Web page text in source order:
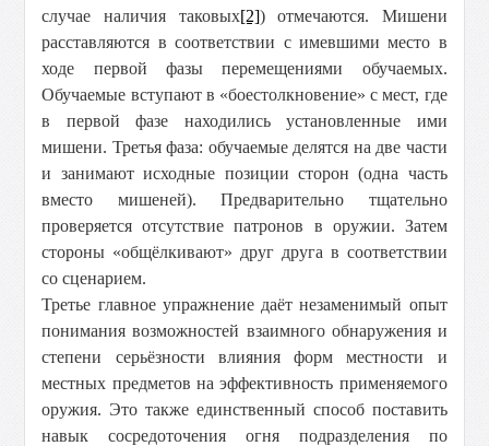
случае наличия таковых[2]) отмечаются. Мишени
расставляются в соответствии с имевшими место в
ходе первой фазы перемещениями обучаемых.
Обучаемые вступают в «боестолкновение» с мест, где
в первой фазе находились установленные ими
мишени. Третья фаза: обучаемые делятся на две части
и занимают исходные позиции сторон (одна часть
вместо мишеней). Предварительно тщательно
проверяется отсутствие патронов в оружии. Затем
стороны «общёлкивают» друг друга в соответствии
со сценарием.
Третье главное упражнение даёт незаменимый опыт
понимания возможностей взаимного обнаружения и
степени серьёзности влияния форм местности и
местных предметов на эффективность применяемого
оружия. Это также единственный способ поставить
навык сосредоточения огня подразделения по